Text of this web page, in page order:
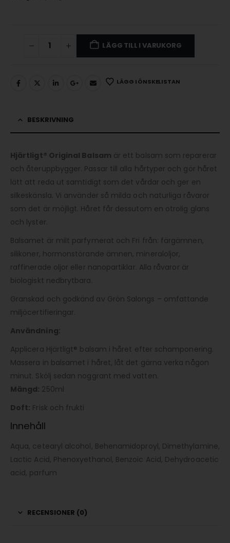
LÄGG TILL I VARUKORG
LÄGG I ÖNSKELISTAN
BESKRIVNING
Hjärtligt® Original Balsam är ett balsam som reparerar
och återuppbygger. Passar till alla hårtyper och gör håret
lätt att reda ut samtidigt som det vårdar och ger en
silkeskänsla. Vi använder så milda och naturliga råvaror
som det är möjligt. Håret får dessutom en otrolig glans
och lyster.
Balsamet är milt parfymerat och Fri från: färgämnen,
silikoner, hormonstörande ämnen, mineraloljor,
raffinerade oljor eller nanopartiklar. Alla råvaror är
biologiskt nedbrytbara.
Granskad och godkänd av Grön Salongs – omfattande
miljöcertifieringar.
Användning:
Applicera Hjärtligt® balsam i håret efter schamponering.
Massera in balsamet i håret, låt det gärna verka någon
minut. Skölj sedan noggrant med vatten.
Mängd: 250ml
Doft: Frisk och frukti
Innehåll
Aqua, cetearyl alcohol, Behenamidoproyl, Dimethylamine,
Lactic Acid, Phenoxyethanol, Benzoic Acid, Dehydroacetic
acid, parfum
RECENSIONER (0)